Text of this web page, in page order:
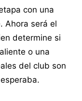
con una
Ahora será el
determine si
o una
del club son